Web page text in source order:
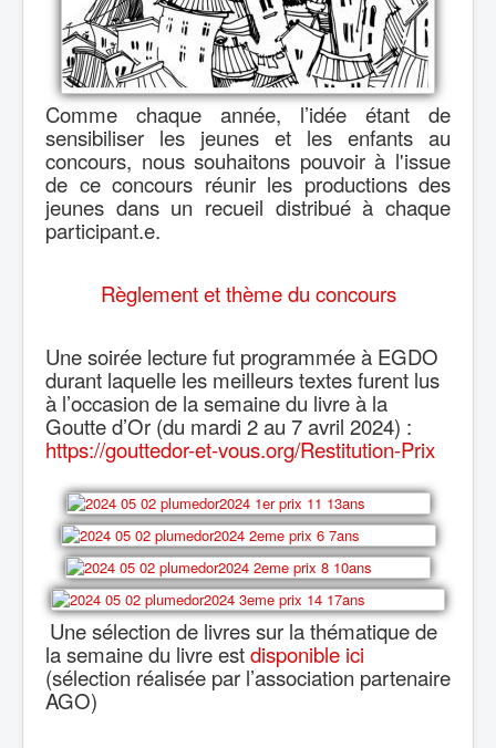
Comme chaque année, l’idée étant de
sensibiliser les jeunes et les enfants au
concours, nous souhaitons pouvoir à l'issue
de ce concours réunir les productions des
jeunes dans un recueil distribué à chaque
participant.e.
Règlement et thème du concours
Une soirée lecture fut programmée à EGDO
durant laquelle les meilleurs textes furent lus
à l’occasion de la semaine du livre à la
Goutte d’Or (du mardi 2 au 7 avril 2024) :
https://gouttedor-et-vous.org/Restitution-Prix
Une sélection de livres sur la thématique de
la semaine du livre estdisponible ici
(sélection réalisée par l’association partenaire
AGO)